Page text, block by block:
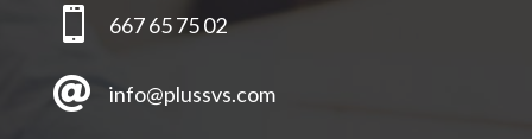
 667 65 75 02
 info@plussvs.com